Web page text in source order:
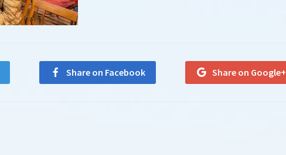
Share on Facebook Share on Google+